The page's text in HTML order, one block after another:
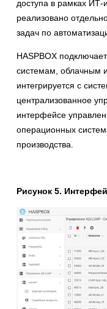
доступа в рамках
реализовано
задач по
HASPBOX
системам, облачным
интегрируется с
централизованное
интерфейсе
операционных
производства.
Рисунок 5.